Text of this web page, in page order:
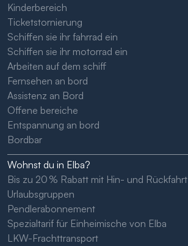
Kinderbereich
Ticketstornierung
Schiffen sie ihr fahrrad ein
Schiffen sie ihr motorrad ein
Arbeiten auf dem schiff
Fernsehen an bord
Assistenz an Bord
Offene bereiche
Entspannung an bord
Bordbar
Wohnst du in Elba?
Bis zu 20 % Rabatt mit Hin- und Rückfahrt
Urlaubsgruppen
Pendlerabonnement
Spezialtarif für Einheimische von Elba
LKW-Frachttransport